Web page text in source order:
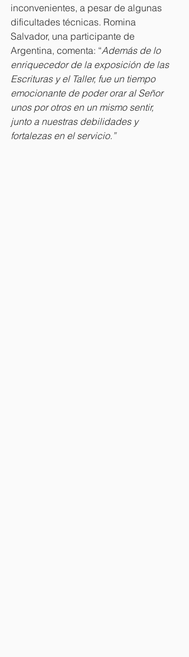
inconvenientes, a pesar de algunas
dificultades técnicas. Romina
Salvador, una participante de
Argentina, comenta: “Además de lo
enriquecedor de la exposición de las
Escrituras y el Taller, fue un tiempo
emocionante de poder orar al Señor
unos por otros en un mismo sentir,
junto a nuestras debilidades y
fortalezas en el servicio.”